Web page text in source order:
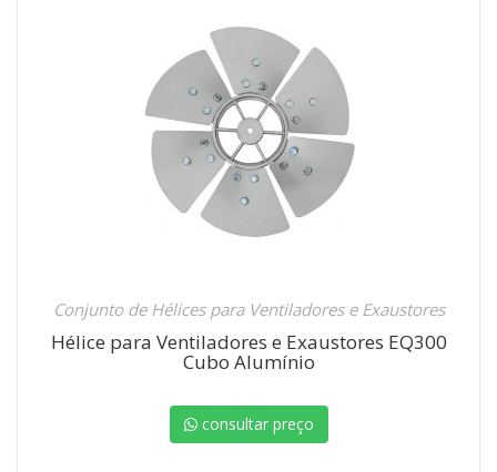
Conjunto de Hélices para Ventiladores e Exaustores
Hélice para Ventiladores e Exaustores EQ300
Cubo Alumínio
consultar preço